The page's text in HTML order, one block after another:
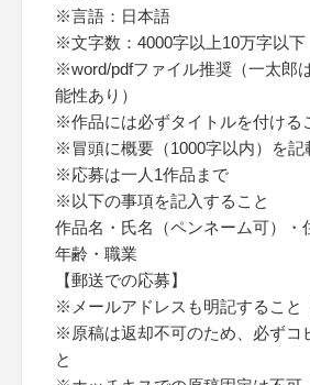
※言語：日本語
※文字数：4000字以上10万字以下
※word/pdfファイル推奨（一太郎
能性あり）
※作品には必ずタイトルを付ける
※冒頭に概要（1000字以内）を記
※応募は一人1作品まで
※以下の事項を記入すること
作品名・氏名（ペンネーム可）・
年齢・職業
【郵送での応募】
※メールアドレスも明記すること
※原稿は返却不可のため、必ずコ
と